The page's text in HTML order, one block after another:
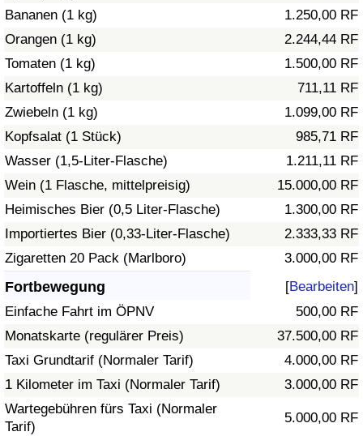
Bananen (1 kg)
1.250,00 RF
Orangen (1 kg)
2.244,44 RF
Tomaten (1 kg)
1.500,00 RF
Kartoffeln (1 kg)
711,11 RF
Zwiebeln (1 kg)
1.099,00 RF
Kopfsalat (1 Stück)
985,71 RF
Wasser (1,5-Liter-Flasche)
1.211,11 RF
Wein (1 Flasche, mittelpreisig)
15.000,00 RF
Heimisches Bier (0,5 Liter-Flasche)
1.300,00 RF
Importiertes Bier (0,33-Liter-Flasche)
2.333,33 RF
Zigaretten 20 Pack (Marlboro)
3.000,00 RF
Fortbewegung [Bearbeiten]
Einfache Fahrt im ÖPNV
500,00 RF
Monatskarte (regulärer Preis)
37.500,00 RF
Taxi Grundtarif (Normaler Tarif)
4.000,00 RF
1 Kilometer im Taxi (Normaler Tarif)
3.000,00 RF
Wartegebühren fürs Taxi (Normaler
Tarif)
5.000,00 RF
Verschmutzungsindex
Umweltverschmutzungs-Index nach Land
Verkehr
Verkehrs-Index
Verkehrs-Index (aktuell)
Verkehrs-Index nach Land